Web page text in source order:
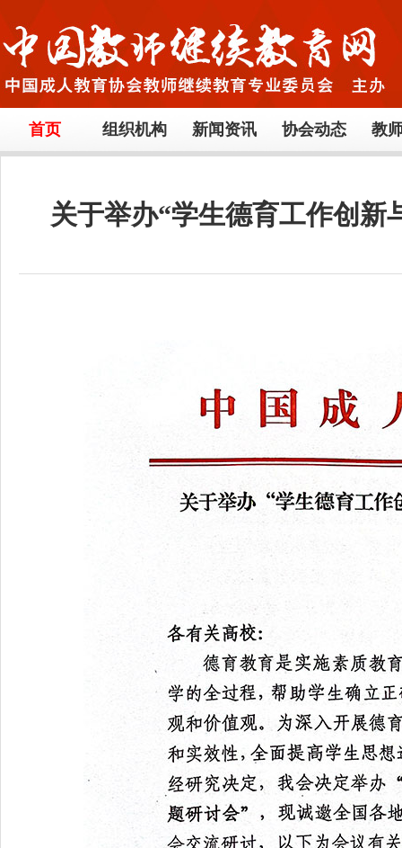
首页 组织机构 新闻资讯 协会动态 教
关于举办“学生德育工作创新